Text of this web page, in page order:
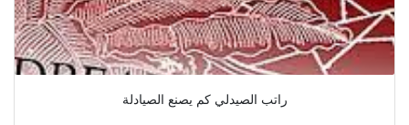
راتب الصيدلي كم يصنع الصيادلة